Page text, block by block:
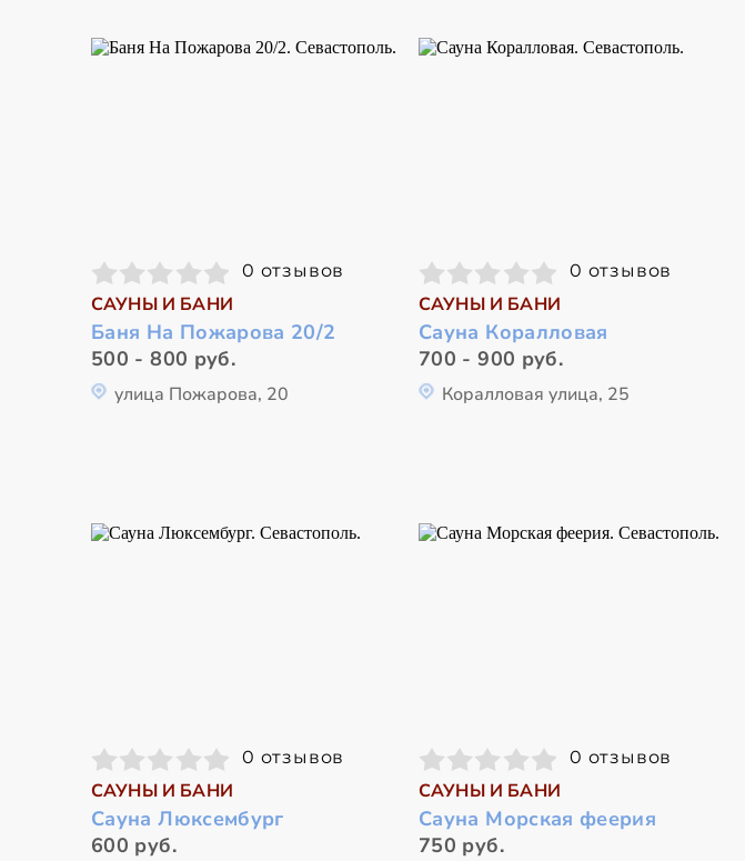
0 отзывов
САУНЫ И БАНИ
Баня На Пожарова 20/2
500 - 800 руб.
улица Пожарова, 20
0 отзывов
САУНЫ И БАНИ
Сауна Коралловая
700 - 900 руб.
Коралловая улица, 25
0 отзывов
САУНЫ И БАНИ
Сауна Люксембург
600 руб.
0 отзывов
САУНЫ И БАНИ
Сауна Морская феерия
750 руб.